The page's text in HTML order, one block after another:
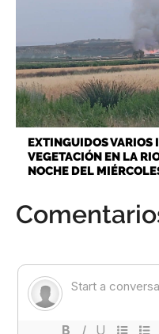
EXTINGUIDOS VARIOS
VEGETACIÓN EN LA
NOCHE DEL